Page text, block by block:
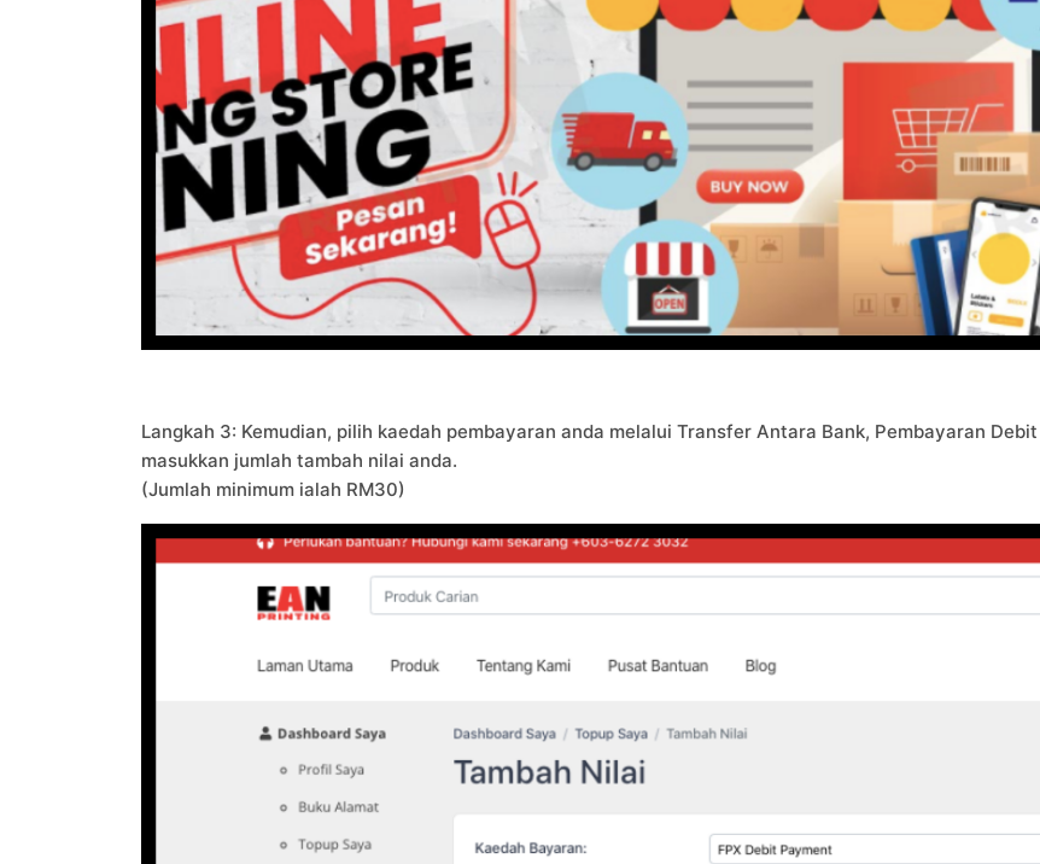
Langkah 3: Kemudian, pilih kaedah pembayaran anda melalui Transfer Antara Bank, Pembayaran
masukkan jumlah tambah nilai anda.
(Jumlah minimum ialah RM30)